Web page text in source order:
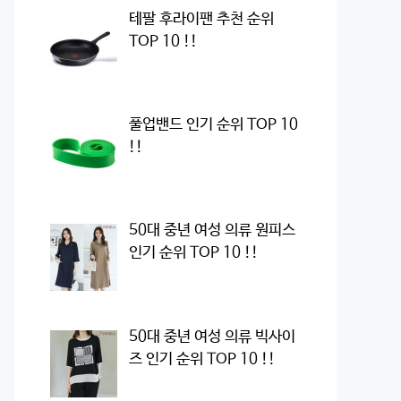
테팔 후라이팬 추천 순위
TOP 10 !!
풀업밴드 인기 순위 TOP 10
!!
50대 중년 여성 의류 원피스
인기 순위 TOP 10 !!
50대 중년 여성 의류 빅사이
즈 인기 순위 TOP 10 !!